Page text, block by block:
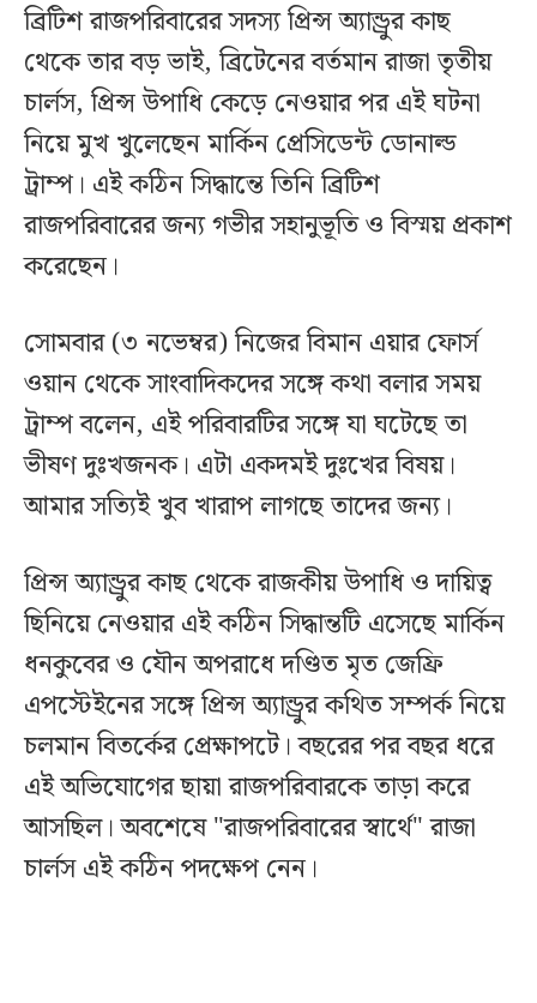
ব্রিটিশ রাজপরিবারের সদস্য প্রিন্স অ্যান্ড্রুর কাছ
থেকে তার বড় ভাই, ব্রিটেনের বর্তমান রাজা তৃতীয়
চার্লস, প্রিন্স উপাধি কেড়ে নেওয়ার পর এই ঘটনা
নিয়ে মুখ খুলেছেন মার্কিন প্রেসিডেন্ট ডোনাল্ড
ট্রাম্প। এই কঠিন সিদ্ধান্তে তিনি ব্রিটিশ
রাজপরিবারের জন্য গভীর সহানুভূতি ও বিস্ময় প্রকাশ
করেছেন।
সোমবার (৩ নভেম্বর) নিজের বিমান এয়ার ফোর্স
ওয়ান থেকে সাংবাদিকদের সঙ্গে কথা বলার সময়
ট্রাম্প বলেন, এই পরিবারটির সঙ্গে যা ঘটেছে তা
ভীষণ দুঃখজনক। এটা একদমই দুঃখের বিষয়।
আমার সত্যিই খুব খারাপ লাগছে তাদের জন্য।
প্রিন্স অ্যান্ড্রুর কাছ থেকে রাজকীয় উপাধি ও দায়িত্ব
ছিনিয়ে নেওয়ার এই কঠিন সিদ্ধান্তটি এসেছে মার্কিন
ধনকুবের ও যৌন অপরাধে দণ্ডিত মৃত জেফ্রি
এপস্টেইনের সঙ্গে প্রিন্স অ্যান্ড্রুর কথিত সম্পর্ক নিয়ে
চলমান বিতর্কের প্রেক্ষাপটে। বছরের পর বছর ধরে
এই অভিযোগের ছায়া রাজপরিবারকে তাড়া করে
আসছিল। অবশেষে "রাজপরিবারের স্বার্থে" রাজা
চার্লস এই কঠিন পদক্ষেপ নেন।